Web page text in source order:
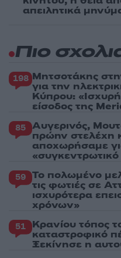
απειλητικά
Πιο
198 Μητσοτάκης
για την
Κύπρου:
είσοδος της
85 Αυγερινός,
πρώην στελέχη
αποχωρήσαμε
59 Το πολωμένο
τις φωτιές σε
ισχυρότερα
χρόνων»
51 Κρανίου τόπος
καταστροφικό
Ξεκίνησε η